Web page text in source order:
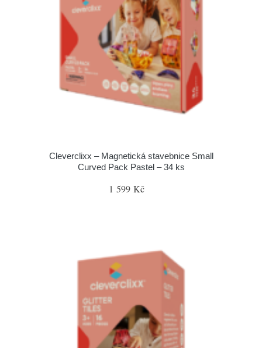
Cleverclixx – Magnetická stavebnice Small
Curved Pack Pastel – 34 ks
1 599 Kč